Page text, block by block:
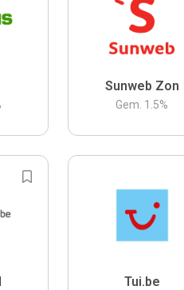
Sunweb Zon
Gem. 1.5%
Tui.be